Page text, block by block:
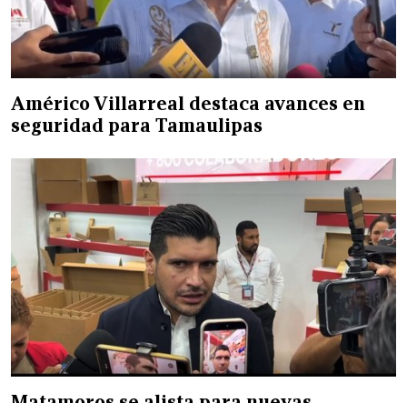
Américo Villarreal destaca avances en
seguridad para Tamaulipas